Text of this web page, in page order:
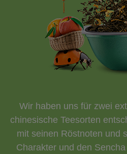
Wir haben uns für zwei
chinesische Teesorten
mit seinen Röstnoten und
Charakter und den